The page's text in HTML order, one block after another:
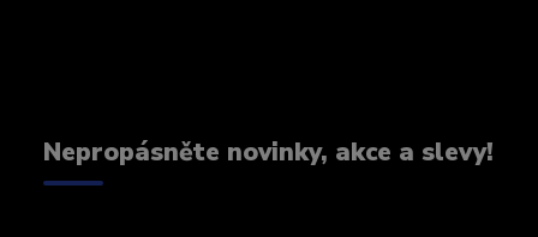
Nepropásněte novinky, akce a slevy!